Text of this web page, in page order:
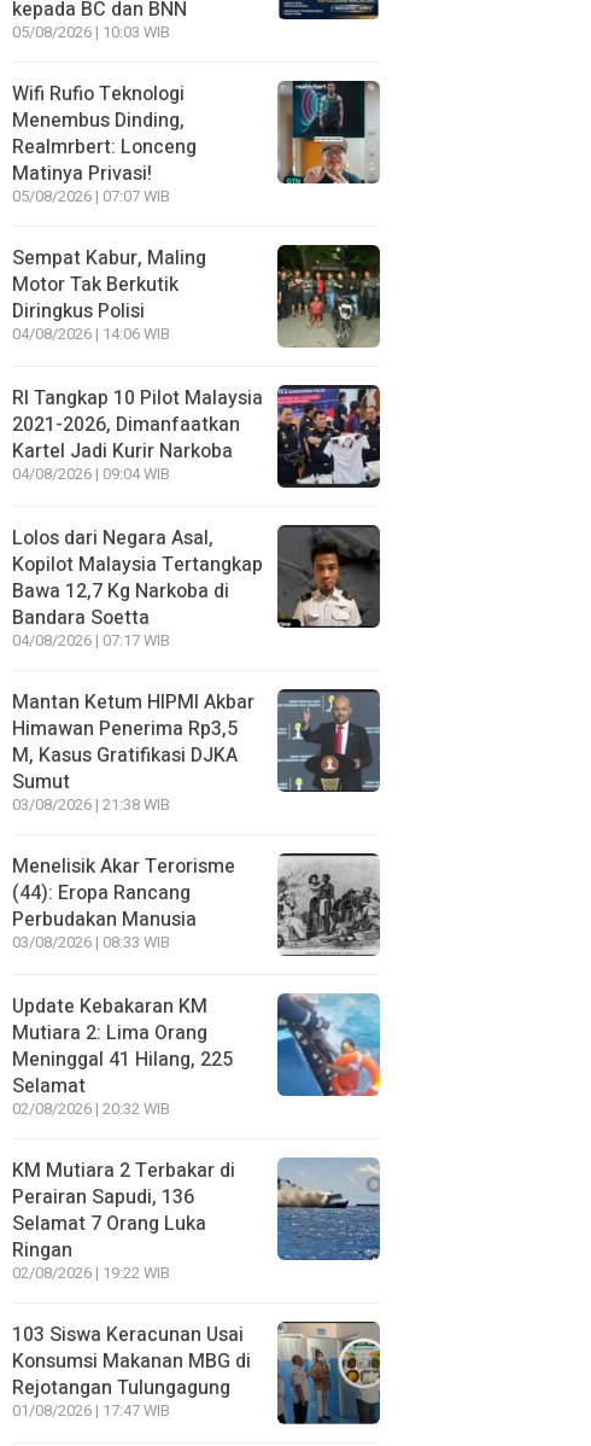
kepada BC dan BNN
05/08/2026 | 10:03 WIB
Wifi Rufio Teknologi
Menembus Dinding,
Realmrbert: Lonceng
Matinya Privasi!
05/08/2026 | 07:07 WIB
Sempat Kabur, Maling
Motor Tak Berkutik
Diringkus Polisi
04/08/2026 | 14:06 WIB
RI Tangkap 10 Pilot Malaysia
2021-2026, Dimanfaatkan
Kartel Jadi Kurir Narkoba
04/08/2026 | 09:04 WIB
Lolos dari Negara Asal,
Kopilot Malaysia Tertangkap
Bawa 12,7 Kg Narkoba di
Bandara Soetta
04/08/2026 | 07:17 WIB
Mantan Ketum HIPMI Akbar
Himawan Penerima Rp3,5
M, Kasus Gratifikasi DJKA
Sumut
03/08/2026 | 21:38 WIB
Menelisik Akar Terorisme
(44): Eropa Rancang
Perbudakan Manusia
03/08/2026 | 08:33 WIB
Update Kebakaran KM
Mutiara 2: Lima Orang
Meninggal 41 Hilang, 225
Selamat
02/08/2026 | 20:32 WIB
KM Mutiara 2 Terbakar di
Perairan Sapudi, 136
Selamat 7 Orang Luka
Ringan
02/08/2026 | 19:22 WIB
103 Siswa Keracunan Usai
Konsumsi Makanan MBG di
Rejotangan Tulungagung
01/08/2026 | 17:47 WIB